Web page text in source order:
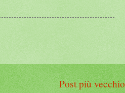
Post più vecchio